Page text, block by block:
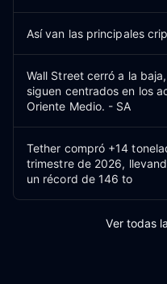
Así van las principales
Wall Street cerró a la
siguen centrados en los
Oriente Medio. - SA
Tether compró +14
trimestre de 2026,
un récord de 146 to
Ver todas